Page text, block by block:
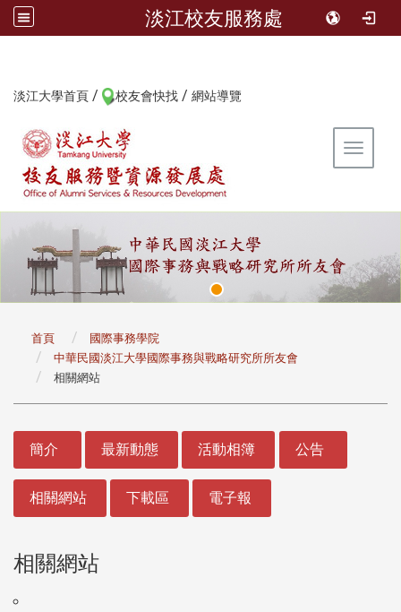
淡江校友服務處
淡江大學首頁 / 校友會快找 / 網站導覽
Toggle
首頁
國際事務學院
中華民國淡江大學國際事務與戰略研究所所友會
相關網站
簡介 最新動態 活動相簿 公告
相關網站 下載區 電子報
相關網站